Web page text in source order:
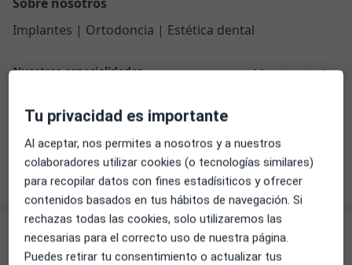
Implantes | Ortodoncia | Estética dental
Nuestras especialidades Mostrar todos
Odontología
Ver más
Servicios
Tu privacidad es importante
Al aceptar, nos permites a nosotros y a nuestros
colaboradores utilizar cookies (o tecnologías similares)
para recopilar datos con fines estadísiticos y ofrecer
contenidos basados en tus hábitos de navegación. Si
rechazas todas las cookies, solo utilizaremos las
necesarias para el correcto uso de nuestra página.
Puedes retirar tu consentimiento o actualizar tus